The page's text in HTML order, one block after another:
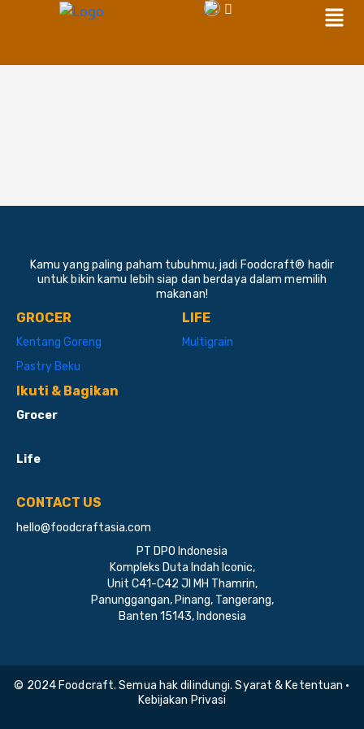
Kamu yang paling paham tubuhmu, jadi Foodcraft® hadir
untuk bikin kamu lebih siap dan berdaya dalam memilih
makanan!
GROCER
Kentang Goreng
Pastry Beku
LIFE
Multigrain
Ikuti & Bagikan
Grocer
Life
CONTACT US
hello@foodcraftasia.com
PT DPO Indonesia
Kompleks Duta Indah Iconic,
Unit C41-C42 Jl MH Thamrin,
Panunggangan, Pinang, Tangerang,
Banten 15143, Indonesia
© 2024 Foodcraft. Semua hak dilindungi. Syarat & Ketentuan •
Kebijakan Privasi